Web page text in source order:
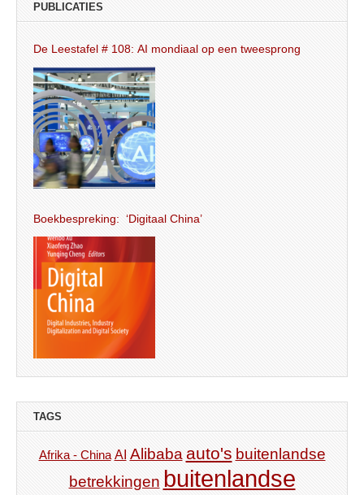
PUBLICATIES
De Leestafel # 108: AI mondiaal op een tweesprong
Boekbespreking: ‘Digitaal China’
TAGS
Afrika - China AI Alibaba auto's buitenlandse
betrekkingen buitenlandse